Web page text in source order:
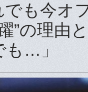
も今オ
”の理由
も…」